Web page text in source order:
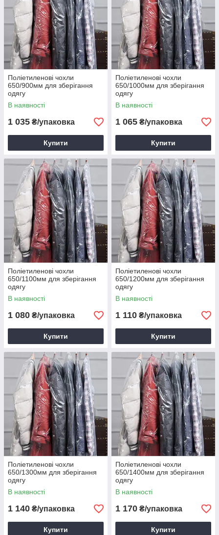
Поліетиленові чохли
650/900мм для зберігання
одягу
В наявності
1 035 ₴/упаковка
Купити
Поліетиленові чохли
650/1000мм для зберігання
одягу
В наявності
1 065 ₴/упаковка
Купити
Поліетиленові чохли
650/1100мм для зберігання
одягу
В наявності
1 080 ₴/упаковка
Купити
Поліетиленові чохли
650/1200мм для зберігання
одягу
В наявності
1 110 ₴/упаковка
Купити
Поліетиленові чохли
650/1300мм для зберігання
одягу
В наявності
1 140 ₴/упаковка
Купити
Поліетиленові чохли
650/1400мм для зберігання
одягу
В наявності
1 170 ₴/упаковка
Купити